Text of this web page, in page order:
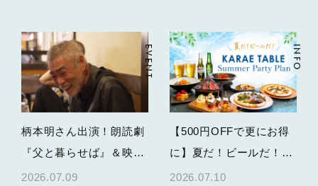
柄本明さん出演！朗読劇
『父と暮らせば』＆映画
特別上映の開催決定
2026.07.09
EVENT
【500円OFFで更にお得
に】夏だ！ビールだ！
KARAE TABLEで乾杯す
2026.07.10
INFO